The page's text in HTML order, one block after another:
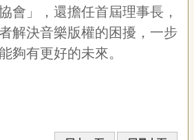
會」，還擔任首屆理事長，
解決音樂版權的困擾，一步
夠有更好的未來。